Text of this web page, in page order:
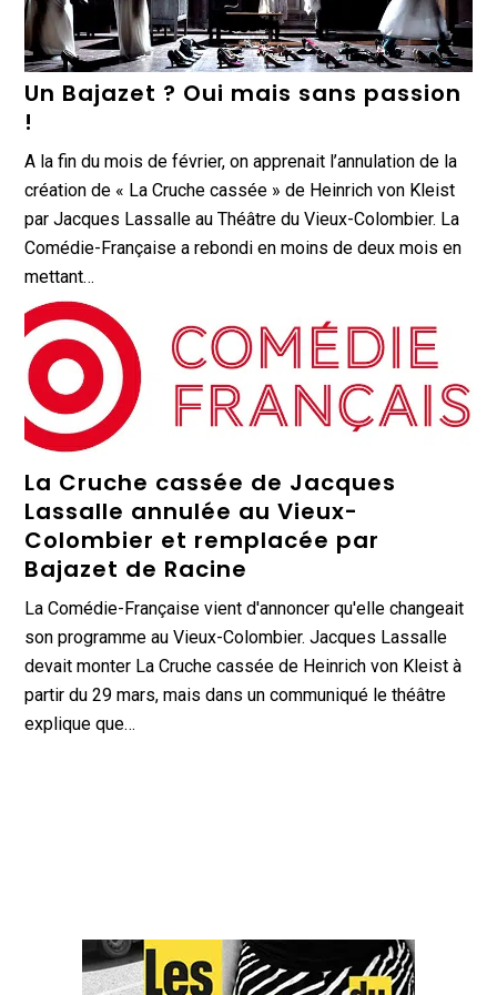
Un Bajazet ? Oui mais sans passion
!
A la fin du mois de février, on apprenait l’annulation de la
création de « La Cruche cassée » de Heinrich von Kleist
par Jacques Lassalle au Théâtre du Vieux-Colombier. La
Comédie-Française a rebondi en moins de deux mois en
mettant…
La Cruche cassée de Jacques
Lassalle annulée au Vieux-
Colombier et remplacée par
Bajazet de Racine
La Comédie-Française vient d'annoncer qu'elle changeait
son programme au Vieux-Colombier. Jacques Lassalle
devait monter La Cruche cassée de Heinrich von Kleist à
partir du 29 mars, mais dans un communiqué le théâtre
explique que…